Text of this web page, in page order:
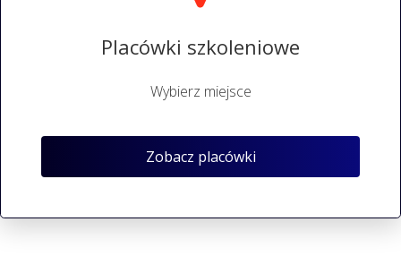
Placówki szkoleniowe
Wybierz miejsce
Zobacz placówki